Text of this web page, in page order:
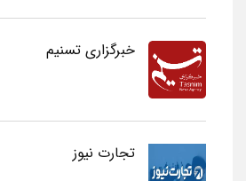
خبرگزاری تسنیم
تجارت نیوز